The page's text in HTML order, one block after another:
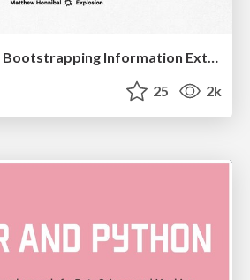
Practical Tips for Bootstrapping Information Extraction Pipelines
25 2k